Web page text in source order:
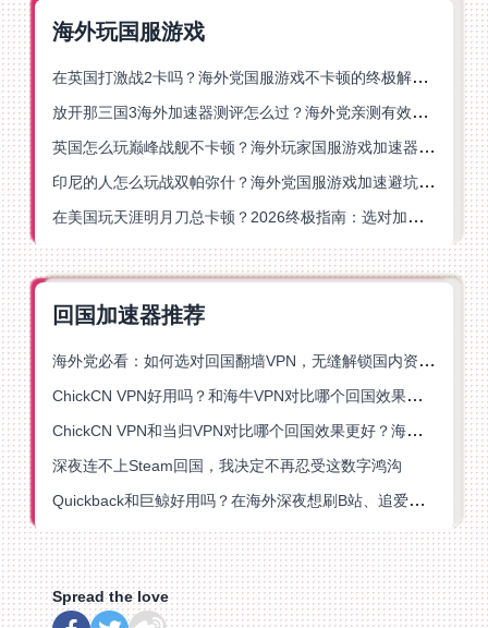
海外玩国服游戏
在英国打激战2卡吗？海外党国服游戏不卡顿的终极解决方案
放开那三国3海外加速器测评怎么过？海外党亲测有效的国服游戏加速指南
英国怎么玩巅峰战舰不卡顿？海外玩家国服游戏加速器终极指南
印尼的人怎么玩战双帕弥什？海外党国服游戏加速避坑指南
在美国玩天涯明月刀总卡顿？2026终极指南：选对加速器让你丝滑连招
回国加速器推荐
海外党必看：如何选对回国翻墙VPN，无缝解锁国内资源？
ChickCN VPN好用吗？和海牛VPN对比哪个回国效果更好？
ChickCN VPN和当归VPN对比哪个回国效果更好？海外党亲测后选了它
深夜连不上Steam回国，我决定不再忍受这数字鸿沟
Quickback和巨鲸好用吗？在海外深夜想刷B站、追爱奇艺的你，或许正需要这份答案
Spread the love